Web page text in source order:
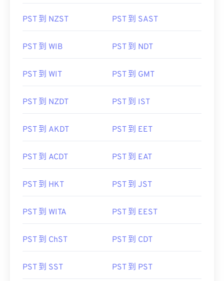
PST 到 NZST PST 到 SAST
PST 到 WIB PST 到 NDT
PST 到 WIT PST 到 GMT
PST 到 NZDT PST 到 IST
PST 到 AKDT PST 到 EET
PST 到 ACDT PST 到 EAT
PST 到 HKT PST 到 JST
PST 到 WITA PST 到 EEST
PST 到 ChST PST 到 CDT
PST 到 SST PST 到 PST